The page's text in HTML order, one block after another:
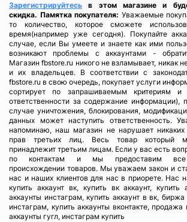
Зарегистрируйтесь
в этом магазине и
скидка. Памятка покупателя: Уважаемые
то количество, которое сможете
время(например уже сегодня). Покупайте
случае, если Вы умеете и знаете как ими
возникают проблемы с аккаунтами -
Магазин fbstore.ru никого не взламывает, никак
и их владельцев. В соответствии с
fbstore.ru в свою очередь, покупает услуги
сортирует по запрашиваемым критериям и
ответственности за содержание информации),
случае уничтожения, блокирования,
данных может наступить ответственность.
напоминаю, наш магазин не нарушает никаких
прав третьих лиц. Весь товар который
принадлежит третьим лицам. Если у вас есть
по контактам и мы предоставим
происхождении товаров. Мы уважаем закон и
нас и наших клиентов для нас в приорете. Нас
купить аккаунт вк, купить вк аккаунт, купить
аккаунты инстаграм, купить аккаунт в вк, биржа
инстаграм, купить аккаунты вконтакте, продажа
аккаунты гугл, инстаграм купить